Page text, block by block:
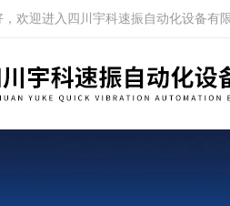
，欢迎进入四川宇科速振自动化设备有